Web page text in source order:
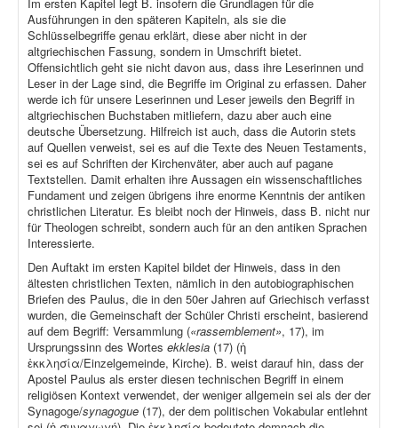
Ausführungen in den späteren Kapiteln, als sie die
Schlüsselbegriffe genau erklärt, diese aber nicht in der
altgriechischen Fassung, sondern in Umschrift bietet.
Offensichtlich geht sie nicht davon aus, dass ihre Leserinnen und
Leser in der Lage sind, die Begriffe im Original zu erfassen. Daher
werde ich für unsere Leserinnen und Leser jeweils den Begriff in
altgriechischen Buchstaben mitliefern, dazu aber auch eine
deutsche Übersetzung. Hilfreich ist auch, dass die Autorin stets
auf Quellen verweist, sei es auf die Texte des Neuen Testaments,
sei es auf Schriften der Kirchenväter, aber auch auf pagane
Textstellen. Damit erhalten ihre Aussagen ein wissenschaftliches
Fundament und zeigen übrigens ihre enorme Kenntnis der antiken
christlichen Literatur. Es bleibt noch der Hinweis, dass B. nicht nur
für Theologen schreibt, sondern auch für an den antiken Sprachen
Interessierte.
Den Auftakt im ersten Kapitel bildet der Hinweis, dass in den
ältesten christlichen Texten, nämlich in den autobiographischen
Briefen des Paulus, die in den 50er Jahren auf Griechisch verfasst
wurden, die Gemeinschaft der Schüler Christi erscheint, basierend
auf dem Begriff: Versammlung («rassemblement», 17), im
Ursprungssinn des Wortes ekklesia (17) (ἡ
ἐκκλησία/Einzelgemeinde, Kirche). B. weist darauf hin, dass der
Apostel Paulus als erster diesen technischen Begriff in einem
religiösen Kontext verwendet, der weniger allgemein sei als der der
Synagoge/synagogue (17), der dem politischen Vokabular entlehnt